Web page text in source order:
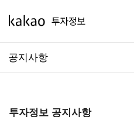
공지사항
투자정보 공지사항